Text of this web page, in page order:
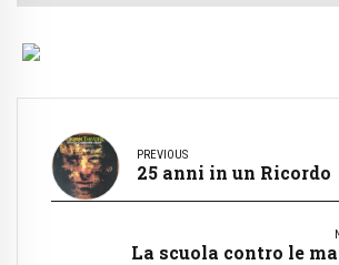
PREVIOUS
25 anni in un Ricordo
La scuola contro le